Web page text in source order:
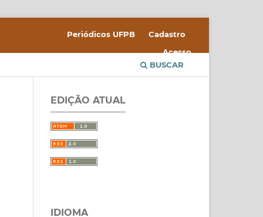
BUSCAR
Periódicos UFPB
Cadastro
Acesso
EDIÇÃO ATUAL
IDIOMA